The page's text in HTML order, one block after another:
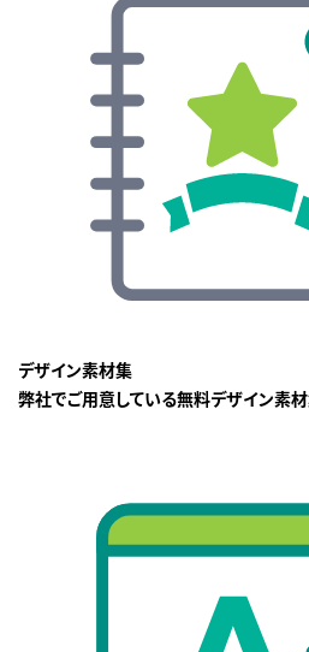
デザイン素材集
弊社でご用意している無料デザイン素